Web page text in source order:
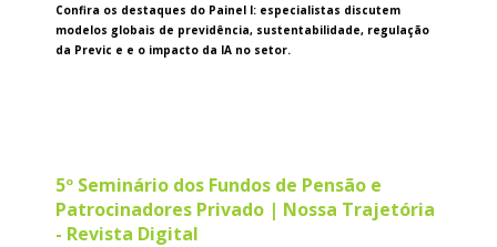
Confira os destaques do Painel I: especialistas discutem
modelos globais de previdência, sustentabilidade, regulação
da Previc e e o impacto da IA no setor.
5º Seminário dos Fundos de Pensão e
Patrocinadores Privado | Nossa Trajetória
- Revista Digital